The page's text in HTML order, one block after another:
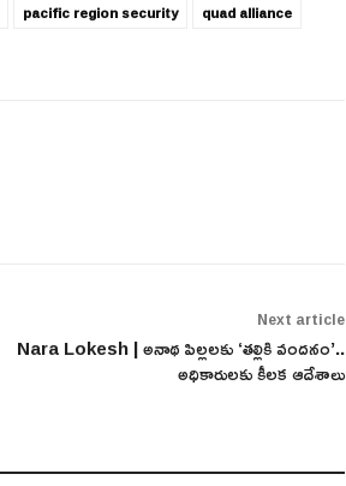
pacific region security
quad alliance
Next article
Nara Lokesh | అనాథ పిల్లలకు ‘తల్లికి వందనం’..
అధికారులకు కీలక ఆదేశాలు